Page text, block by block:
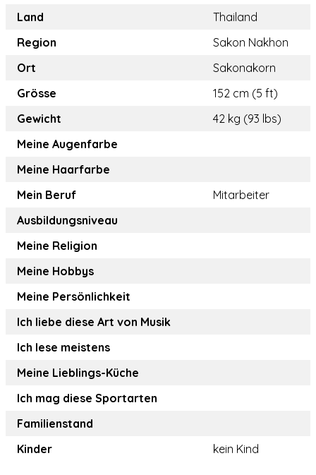
Land
Thailand
Region
Sakon Nakhon
Ort
Sakonakorn
Grösse
152 cm (5 ft)
Gewicht
42 kg (93 lbs)
Meine Augenfarbe
Meine Haarfarbe
Mein Beruf
Mitarbeiter
Ausbildungsniveau
Meine Religion
Meine Hobbys
Meine Persönlichkeit
Ich liebe diese Art von Musik
Ich lese meistens
Meine Lieblings-Küche
Ich mag diese Sportarten
Familienstand
Kinder
kein Kind